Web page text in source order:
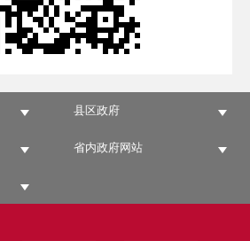
县区政府
省内政府网站